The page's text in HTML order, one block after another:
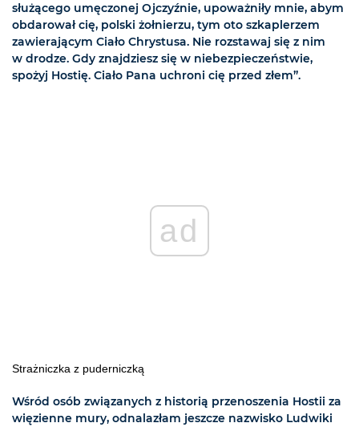
służącego umęczonej Ojczyźnie, upoważniły mnie, abym
obdarował cię, polski żołnierzu, tym oto szkaplerzem
zawierającym Ciało Chrystusa. Nie rozstawaj się z nim
w drodze. Gdy znajdziesz się w niebezpieczeństwie,
spożyj Hostię. Ciało Pana uchroni cię przed złem”.
ad
Strażniczka z puderniczką
Wśród osób związanych z historią przenoszenia Hostii za
więzienne mury, odnalazłam jeszcze nazwisko Ludwiki